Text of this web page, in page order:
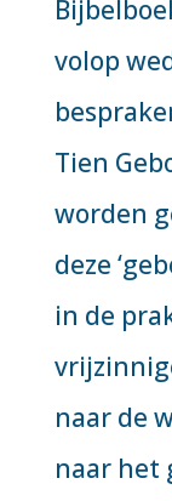
volop
Tien
worden
deze
in de
naar de
naar het